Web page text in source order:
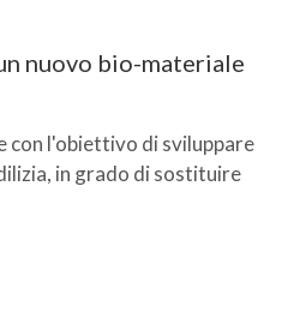
nuovo bio-materiale
con l'obiettivo di sviluppare
in grado di sostituire